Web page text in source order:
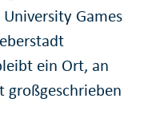
Games
ein Ort, an
großgeschrieben